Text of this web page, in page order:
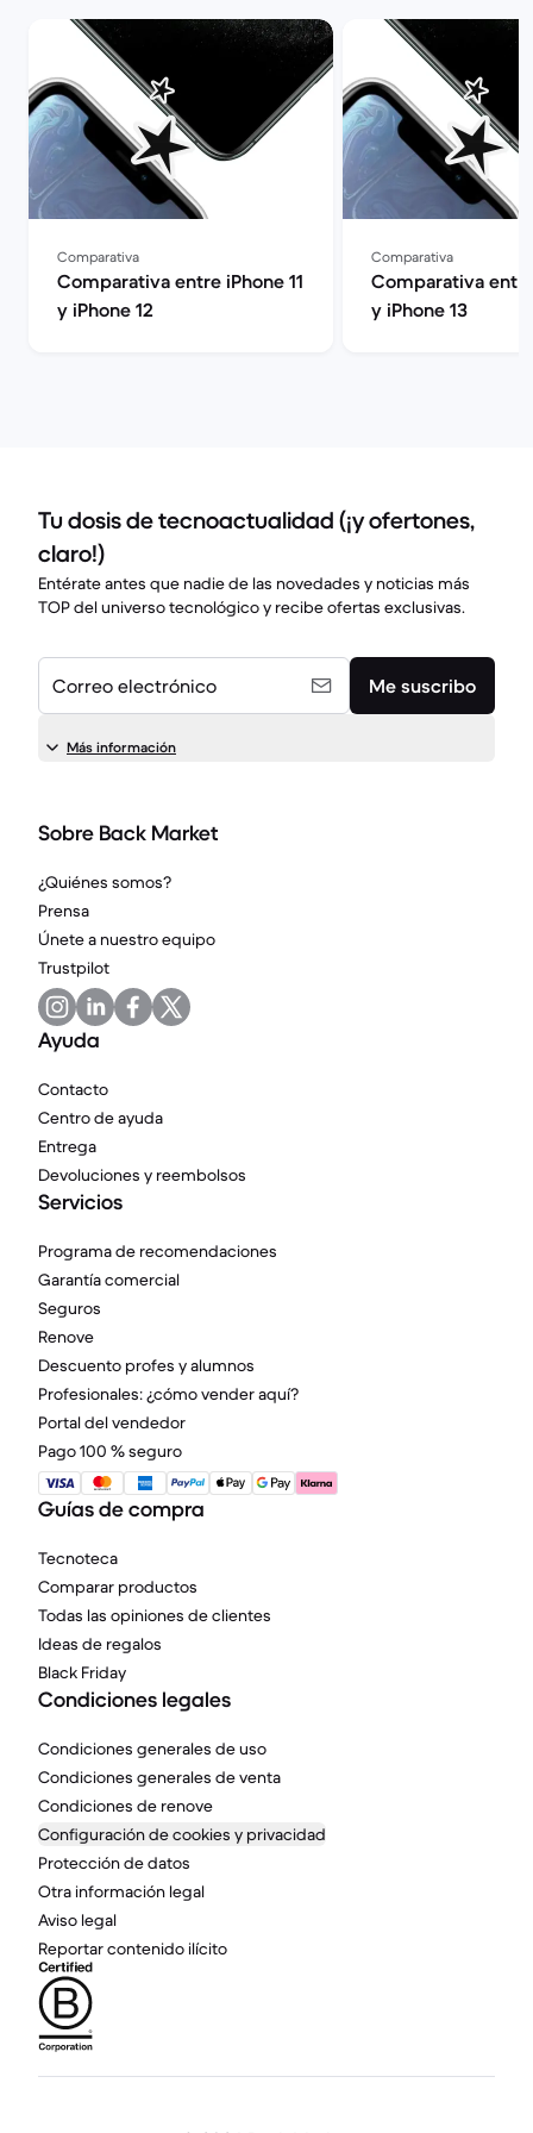
Comparativa
Comparativa entre iPhone 11
y iPhone 12
Comparativa
Comparativa entre
y iPhone 13
Tu dosis de tecnoactualidad (¡y ofertones,
claro!)
Entérate antes que nadie de las novedades y noticias más
TOP del universo tecnológico y recibe ofertas exclusivas.
Correo electrónico Me suscribo
Más información
Sobre Back Market
¿Quiénes somos?
Prensa
Únete a nuestro equipo
Trustpilot
Ayuda
Contacto
Centro de ayuda
Entrega
Devoluciones y reembolsos
Servicios
Programa de recomendaciones
Garantía comercial
Seguros
Renove
Descuento profes y alumnos
Profesionales: ¿cómo vender aquí?
Portal del vendedor
Pago 100 % seguro
Guías de compra
Tecnoteca
Comparar productos
Todas las opiniones de clientes
Ideas de regalos
Black Friday
Condiciones legales
Condiciones generales de uso
Condiciones generales de venta
Condiciones de renove
Configuración de cookies y privacidad
Protección de datos
Otra información legal
Aviso legal
Reportar contenido ilícito